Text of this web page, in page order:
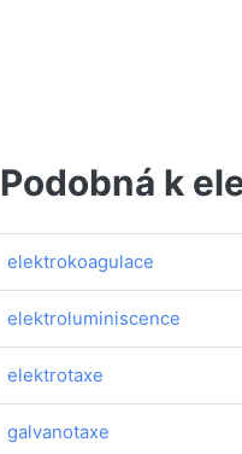
Podobná k
elektrokoagulace
elektroluminiscence
elektrotaxe
galvanotaxe